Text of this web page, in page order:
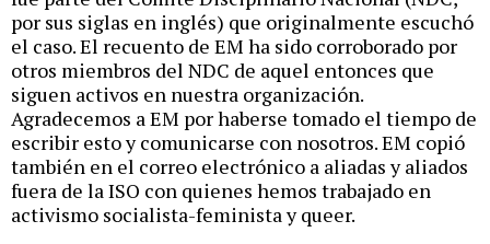
por sus siglas en inglés) que originalmente escuchó
el caso. El recuento de EM ha sido corroborado por
otros miembros del NDC de aquel entonces que
siguen activos en nuestra organización.
Agradecemos a EM por haberse tomado el tiempo de
escribir esto y comunicarse con nosotros. EM copió
también en el correo electrónico a aliadas y aliados
fuera de la ISO con quienes hemos trabajado en
activismo socialista-feminista y queer.